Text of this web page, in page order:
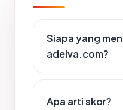
Siapa yang
adelva.com?
Apa arti skor?